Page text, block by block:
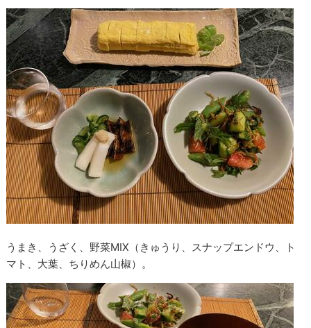
うまき、うざく、野菜MIX（きゅうり、スナップエンドウ、ト
マト、大葉、ちりめん山椒）。